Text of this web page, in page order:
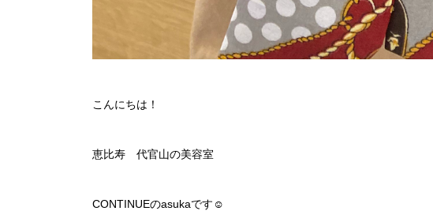
こんにちは！
恵比寿 代官山の美容室
CONTINUEのasukaです☺︎